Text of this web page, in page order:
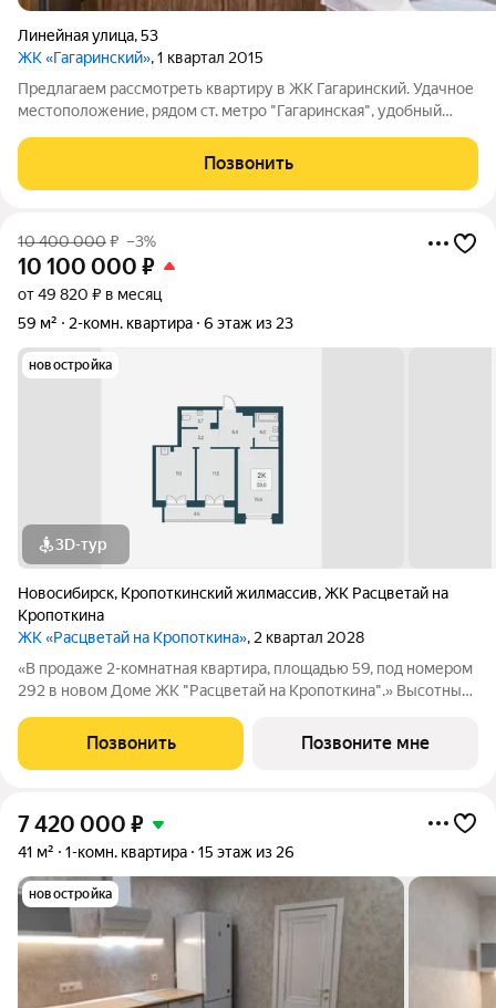
Линейная улица,53
ЖК «Гагаринский», 1 квартал 2015
Предлагаем рассмотреть квартиру в ЖК Гагаринский. Удачное
местоположение, рядом ст. метро "Гагаринская", удобный
Территория ЖК огорожена, видеонаблюдение, консьерж,
наземный 2-х уровневый, и
Позвонить
10 400 000₽ –3%
10 100 000 ₽
от 49 820 ₽ в месяц
59 м²
2-комн. квартира 6 этаж из 23
новостройка
3D-тур
Новосибирск, Кропоткинский жилмассив,ЖК Расцветай на
Кропоткина
ЖК «Расцветай на Кропоткина», 2 квартал 2028
«В продаже 2-комнатная квартира, площадью 59, под номером
292 в новом Доме ЖК "Расцветай на Кропоткина".» Высотный
«Ельцовского парка» в 10 минутах от Красного проспекта.
Проект выделяется своей
Позвонить Позвоните мне
7 420 000 ₽
41 м² 1-комн. квартира 15 этаж из 26
новостройка